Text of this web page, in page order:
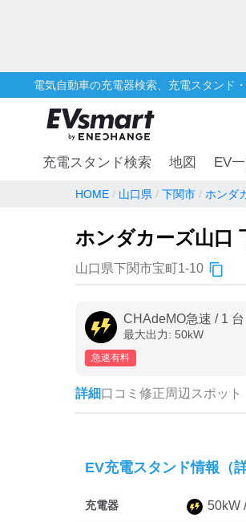
電気自動車の充電器検索、充電スタンド
充電スタンド検索 地図 EV
HOME 山口県 下関市 ホンダ
ホンダカーズ山口
山口県下関市宝町1-10
CHAdeMO急速 / 1 台
最大出力: 50kW
急速有料
詳細口コミ 修正周辺スポット
EV充電スタンド情報（詳
充電器 50kW